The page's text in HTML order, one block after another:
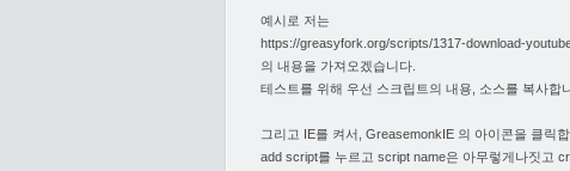
예시로 저는
https://greasyfork.org/scripts/1317-download-
의 내용을 가져오겠습니다.
테스트를 위해 우선 스크립트의 내용, 소스를 복사합
그리고 IE를 켜서, GreasemonkIE 의 아이콘을 클릭합
add script를 누르고 script name은 아무렇게나짓고